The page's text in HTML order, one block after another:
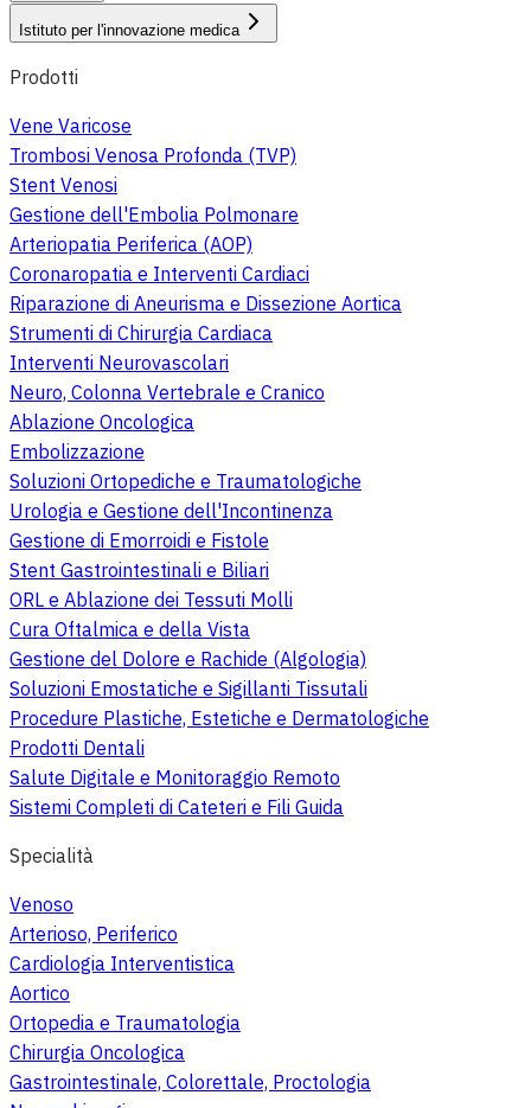
Istituto per l'innovazione medica
Prodotti
Vene Varicose
Trombosi Venosa Profonda (TVP)
Stent Venosi
Gestione dell'Embolia Polmonare
Arteriopatia Periferica (AOP)
Coronaropatia e Interventi Cardiaci
Riparazione di Aneurisma e Dissezione Aortica
Strumenti di Chirurgia Cardiaca
Interventi Neurovascolari
Neuro, Colonna Vertebrale e Cranico
Ablazione Oncologica
Embolizzazione
Soluzioni Ortopediche e Traumatologiche
Urologia e Gestione dell'Incontinenza
Gestione di Emorroidi e Fistole
Stent Gastrointestinali e Biliari
ORL e Ablazione dei Tessuti Molli
Cura Oftalmica e della Vista
Gestione del Dolore e Rachide (Algologia)
Soluzioni Emostatiche e Sigillanti Tissutali
Procedure Plastiche, Estetiche e Dermatologiche
Prodotti Dentali
Salute Digitale e Monitoraggio Remoto
Sistemi Completi di Cateteri e Fili Guida
Specialità
Venoso
Arterioso, Periferico
Cardiologia Interventistica
Aortico
Ortopedia e Traumatologia
Chirurgia Oncologica
Gastrointestinale, Colorettale, Proctologia